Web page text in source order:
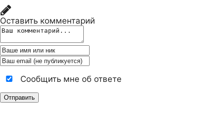
Оставить комментарий
Сообщить мне об ответе